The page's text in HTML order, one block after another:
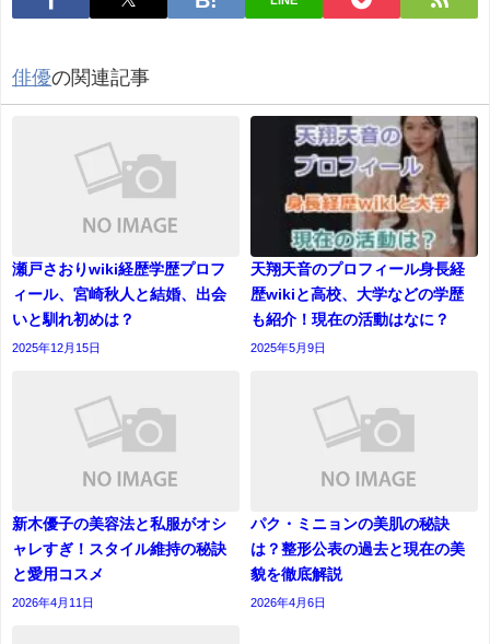
俳優の関連記事
瀬戸さおりwiki経歴学歴プロフ
ィール、宮崎秋人と結婚、出会
いと馴れ初めは？
2025年12月15日
天翔天音のプロフィール身長経
歴wikiと高校、大学などの学歴
も紹介！現在の活動はなに？
2025年5月9日
新木優子の美容法と私服がオシ
ャレすぎ！スタイル維持の秘訣
と愛用コスメ
2026年4月11日
パク・ミニョンの美肌の秘訣
は？整形公表の過去と現在の美
貌を徹底解説
2026年4月6日